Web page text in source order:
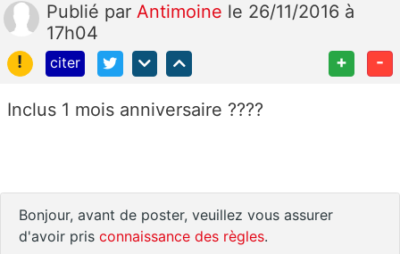
Publié par Antimoine le 26/11/2016 à
17h04
!
citer + -
Inclus 1 mois anniversaire ????
Bonjour, avant de poster, veuillez vous assurer
d'avoir pris connaissance des règles.